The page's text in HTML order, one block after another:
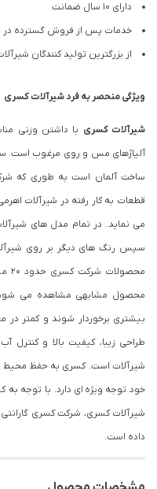
دارای 10 سال ضمانت
خدمات پس از فروش گسترده در
از بزرگترین تولید کنندگان
ویژگی منحصر به فرد شیرآلات کسری
شیرآلات کسری با داشتن وزنی
آلیاژهای مس و روی مرغوب است.
ساخت آلمان است به طوری که
قطعات به کار رفته در شیرآلات
می نماید. در تمام مدل های
سپس رنگ های دیگر بر روی
محصول مشابهی مشاهده می شود.
بیشتری برخوردار شوند و کمتر در
طراحی زیبا، کیفیت بالا و کنترل
شیرآلات است. کسری به حفظ
خود توجه ویژه ای دارد. با توجه به
داده است.